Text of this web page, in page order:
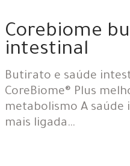
Corebiome
intestinal
Butirato e saúde
CoreBiome® Plus
metabolismo A saúde
mais ligada…